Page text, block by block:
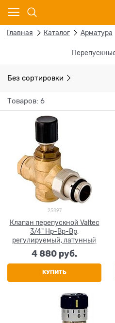
Главная Каталог Арматура
Без сортировки
Товаров: 6
25897
Клапан перепускной Valtec
3/4" Нр-Вр-Вр,
регулируемый, латунный
4 880 руб.
КУПИТЬ